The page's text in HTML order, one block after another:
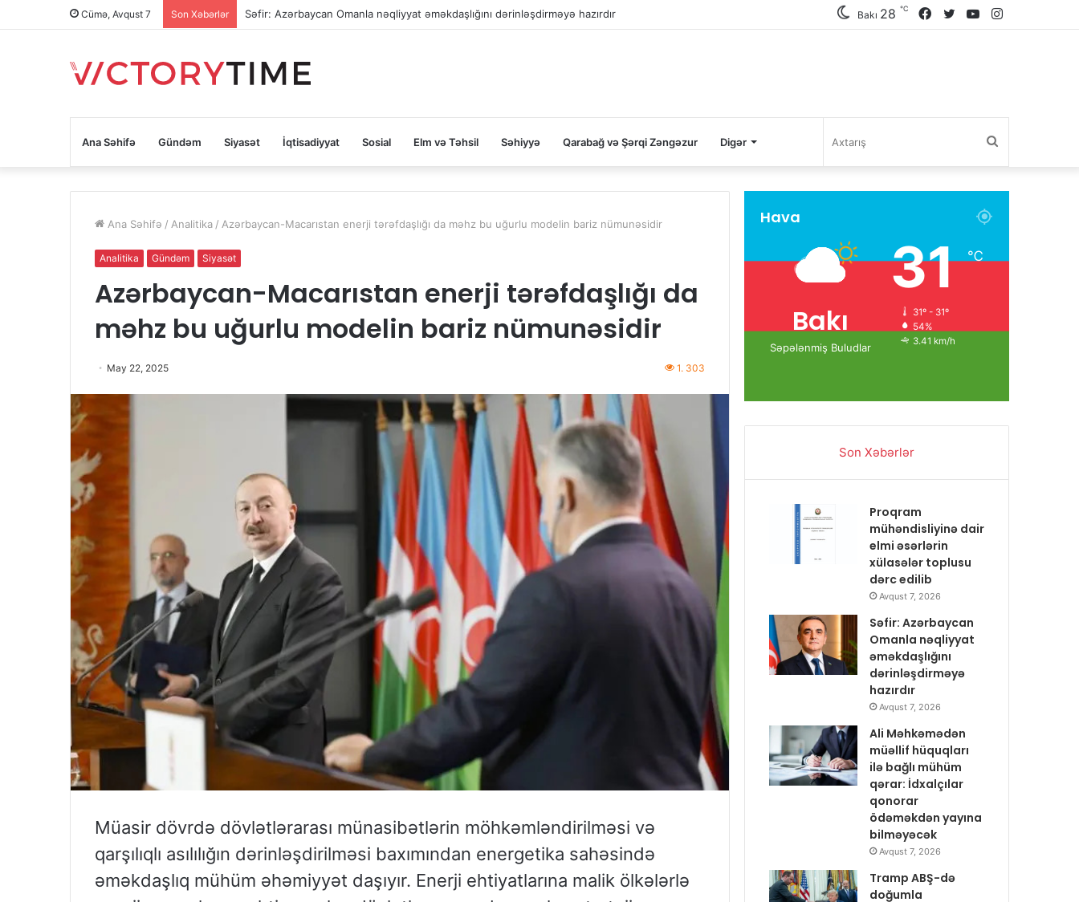
Cümə, Avqust 7 Son Xəbərlər Səfir: Azərbaycan Omanla nəqliyyat əməkdaşlığını dərinləşdirməyə hazırdır YouTube
Twitter
Facebook
Bakı 28 ℃
Ana Səhifə Gündəm Siyasət İqtisadiyyat Sosial Elm və Təhsil Səhiyyə Qarabağ və Şərqi Zəngəzur Digər
Ana Səhifə / Analitika / Azərbaycan-Macarıstan enerji tərəfdaşlığı da məhz bu uğurlu modelin bariz nümunəsidir
Analitika Gündəm Siyasət
Azərbaycan-Macarıstan enerji tərəfdaşlığı da
məhz bu uğurlu modelin bariz nümunəsidir
May 22, 2025 1. 303
Müasir dövrdə dövlətlərarası münasibətlərin möhkəmləndirilməsi və
qarşılıqlı asılılığın dərinləşdirilməsi baxımından energetika sahəsində
əməkdaşlıq mühüm əhəmiyyət daşıyır. Enerji ehtiyatlarına malik ölkələrlə
Hava
Bakı
Səpələnmiş Buludlar
31℃
31º - 31º
54%
3.41 km/h
Son Xəbərlər
Proqram
mühəndisliyinə dair
elmi əsərlərin
xülasələr toplusu
dərc edilib
Avqust 7, 2026
Səfir: Azərbaycan
Omanla nəqliyyat
əməkdaşlığını
dərinləşdirməyə
hazırdır
Avqust 7, 2026
Ali Məhkəmədən
müəllif hüquqları
ilə bağlı mühüm
qərar: İdxalçılar
qonorar
ödəməkdən yayına
bilməyəcək
Avqust 7, 2026
Tramp ABŞ-də
doğumla